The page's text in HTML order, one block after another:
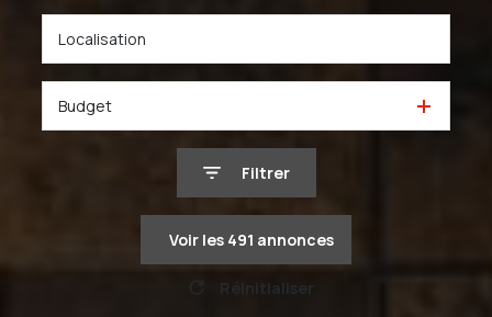
Budget
Filtrer
Voir les 491 annonces
Réinitialiser